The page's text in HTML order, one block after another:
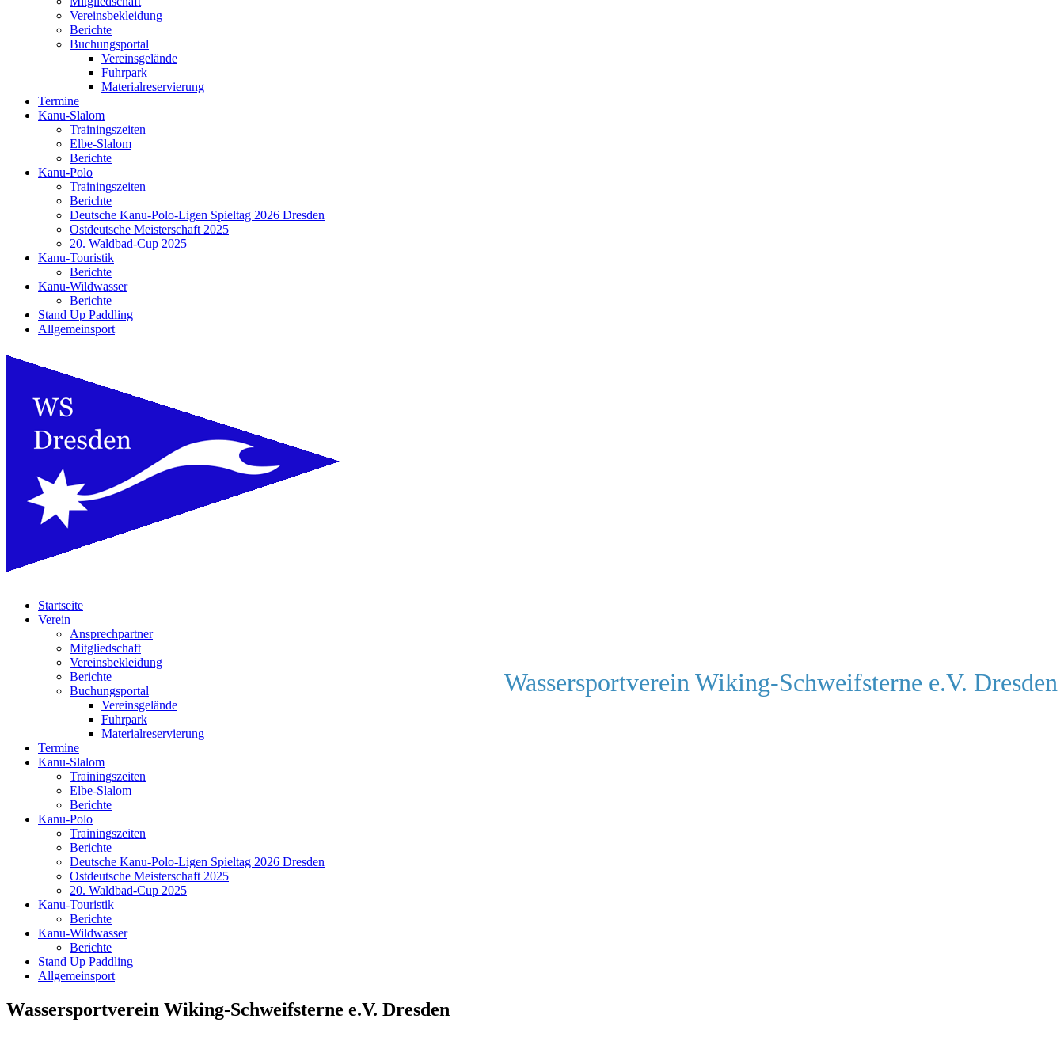
Vereinsbekleidung
Berichte
Buchungsportal
Vereinsgelände
Fuhrpark
Materialreservierung
Termine
Kanu-Slalom
Trainingszeiten
Elbe-Slalom
Berichte
Kanu-Polo
Trainingszeiten
Berichte
Deutsche Kanu-Polo-Ligen Spieltag 2026 Dresden
Ostdeutsche Meisterschaft 2025
20. Waldbad-Cup 2025
Kanu-Touristik
Berichte
Kanu-Wildwasser
Berichte
Stand Up Paddling
Allgemeinsport
Wassersportverein Wiking-Schweifsterne e.V. Dresden
Startseite
Verein
Ansprechpartner
Mitgliedschaft
Vereinsbekleidung
Berichte
Buchungsportal
Vereinsgelände
Fuhrpark
Materialreservierung
Termine
Kanu-Slalom
Trainingszeiten
Elbe-Slalom
Berichte
Kanu-Polo
Trainingszeiten
Berichte
Deutsche Kanu-Polo-Ligen Spieltag 2026 Dresden
Ostdeutsche Meisterschaft 2025
20. Waldbad-Cup 2025
Kanu-Touristik
Berichte
Kanu-Wildwasser
Berichte
Stand Up Paddling
Allgemeinsport
Wassersportverein Wiking-Schweifsterne e.V. Dresden